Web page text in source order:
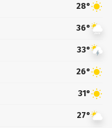
28°
36°
33°
26°
31°
27°